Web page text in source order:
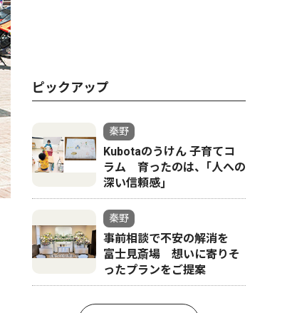
ピックアップ
秦野
Kubotaのうけん 子育てコ
ラム 育ったのは、｢人への
深い信頼感｣
秦野
事前相談で不安の解消を
富士見斎場 想いに寄りそ
ったプランをご提案